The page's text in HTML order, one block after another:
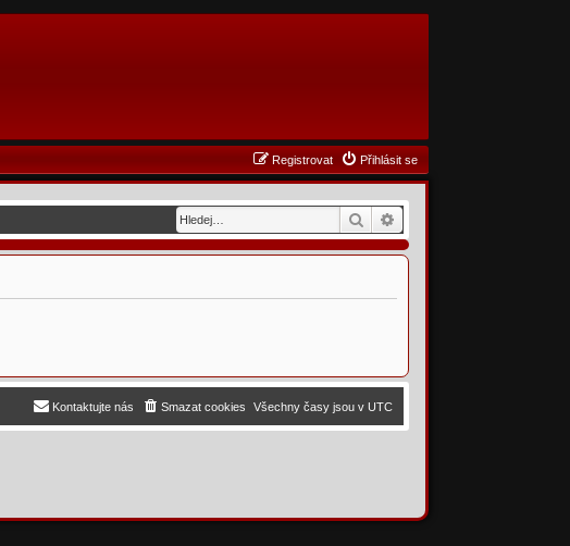
Přihlásit se
Registrovat
Hledat
Všechny časy jsou vUTC
Smazat cookies
Kontaktujte nás